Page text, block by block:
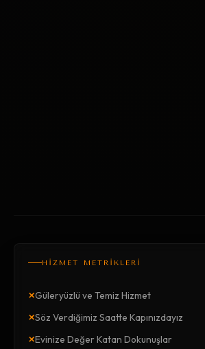
HİZMET METRİKLERİ
×Güleryüzlü ve Temiz Hizmet
×Söz Verdiğimiz Saatte Kapınızdayız
×Evinize Değer Katan Dokunuşlar